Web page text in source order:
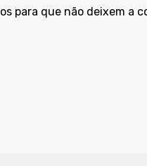
para que não deixem a